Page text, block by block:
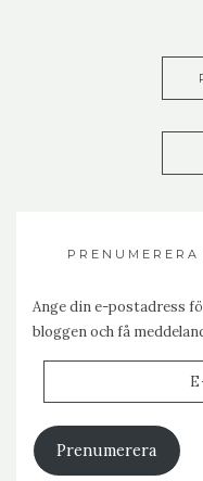
Ange din e-postadress
bloggen och få
Prenumerera